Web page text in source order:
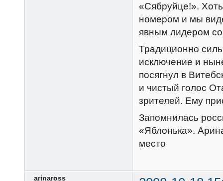
«Сябруйце!».
номером и мы
явным лидером
Традиционно
исключение и
посягнул в
и чистый голос
зрителей. Ему
Запомнилась
«Яблонька».
место
arinaross